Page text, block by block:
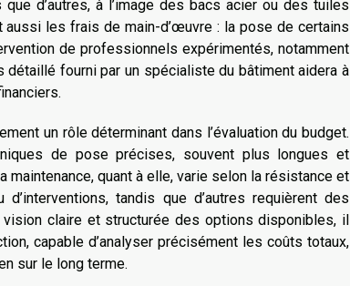
d’autres, à l’image des bacs acier ou des tuiles
les frais de main-d’œuvre : la pose de certains
de professionnels expérimentés, notamment
fourni par un spécialiste du bâtiment aidera à
un rôle déterminant dans l’évaluation du budget.
de pose précises, souvent plus longues et
quant à elle, varie selon la résistance et
tandis que d’autres requièrent des
claire et structurée des options disponibles, il
capable d’analyser précisément les coûts totaux,
sur le long terme.